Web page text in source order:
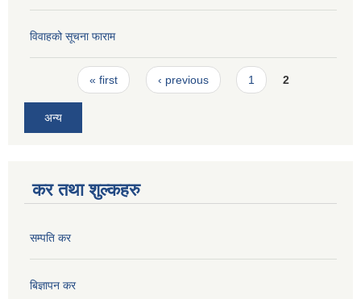
विवाहको सूचना फाराम
Pages« first ‹ previous 1 2
अन्य
कर तथा शुल्कहरु
सम्पति कर
बिज्ञापन कर